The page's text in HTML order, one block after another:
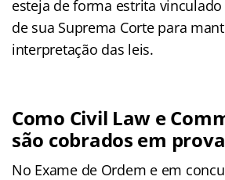
esteja de forma estrita
de sua Suprema Corte para
interpretação das leis.
Como Civil Law e
são cobrados em
No Exame de Ordem e em